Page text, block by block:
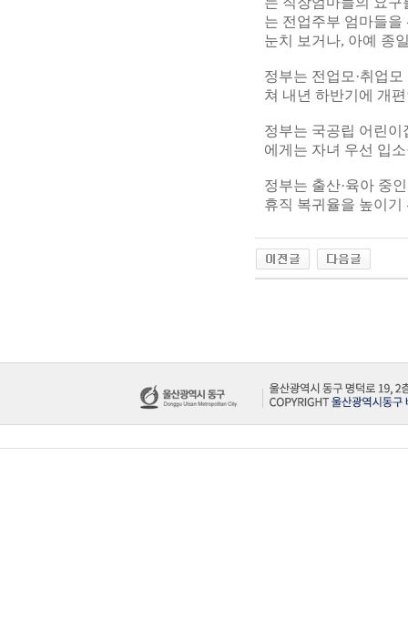
는 전업주부 엄마들
눈치 보거나, 아예 종
정부는 전업모·취업
쳐 내년 하반기에 개
정부는 국공립 어린
에게는 자녀 우선 입
정부는 출산·육아 중
휴직 복귀율을 높이